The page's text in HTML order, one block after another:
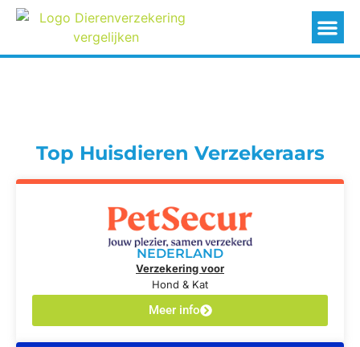
Top Huisdieren Verzekeraars
NEDERLAND
Verzekering voor
Hond & Kat
Meer info